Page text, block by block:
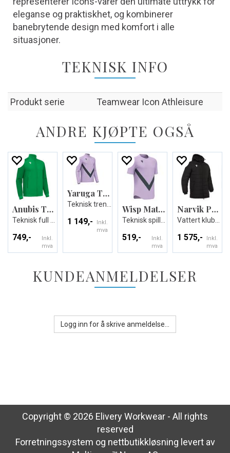
eleganse og praktiskhet, og kombinerer
banebrytende design med komfort i alle
situasjoner.
TEKNISK INFO
Produkt serie Teamwear Icon Athleisure
ANDRE KJØPTE OGSÅ
Anubis Travel Full Zip Top
749,-
Inkl.
mva
Yaruga Training 1/4 Zip Top
1 149,-
Inkl.
mva
Wisp Match Day Shirt
519,-
Inkl.
mva
Narvik Padded Jacket
1 575,-
Inkl.
mva
KUNDEANMELDELSER
Logg inn for å skrive anmeldelse...
Copyright © 2026 Elivery Workwear - All rights
reserved
Forretningssystem og nettbutikkløsning levert av